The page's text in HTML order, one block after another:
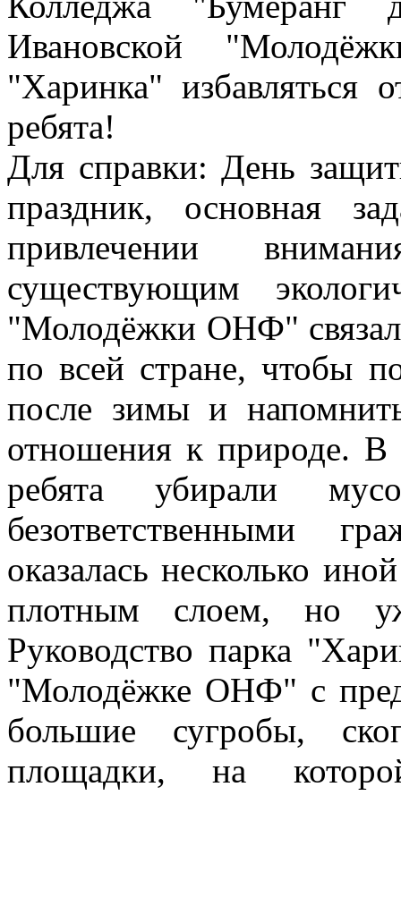
Ивановской
"Харинка" избавляться
ребята!
Для справки: День
праздник, основная
привлечении
существующим
"Молодёжки ОНФ"
по всей стране, чтобы
после зимы и
отношения к природе. В
ребята убирали
безответственными
оказалась несколько
плотным слоем, но
Руководство парка
"Молодёжке ОНФ" с
большие сугробы,
площадки, на